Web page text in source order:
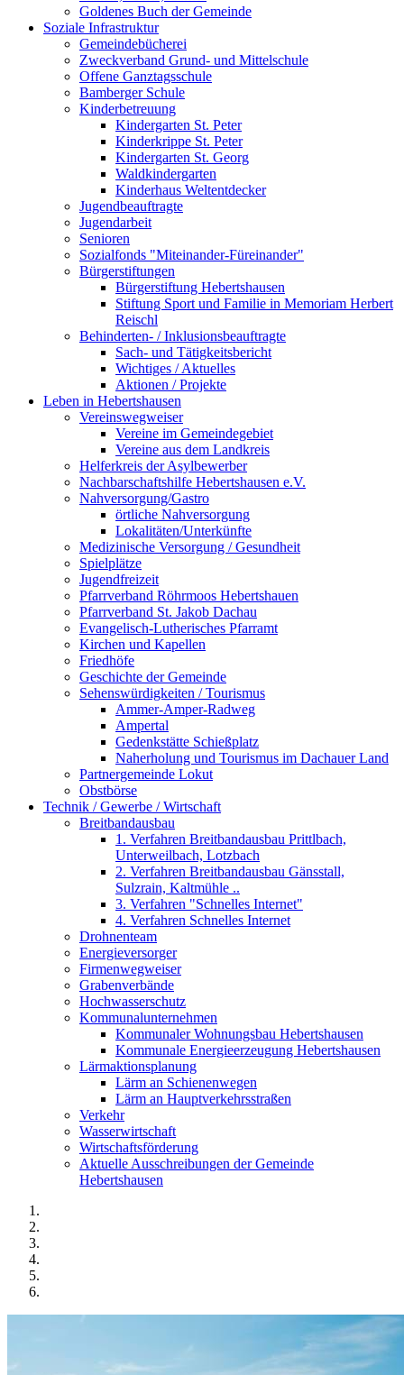
Goldenes Buch der Gemeinde
Soziale Infrastruktur
Gemeindebücherei
Zweckverband Grund- und Mittelschule
Offene Ganztagsschule
Bamberger Schule
Kinderbetreuung
Kindergarten St. Peter
Kinderkrippe St. Peter
Kindergarten St. Georg
Waldkindergarten
Kinderhaus Weltentdecker
Jugendbeauftragte
Jugendarbeit
Senioren
Sozialfonds "Miteinander-Füreinander"
Bürgerstiftungen
Bürgerstiftung Hebertshausen
Stiftung Sport und Familie in Memoriam Herbert
Reischl
Behinderten- / Inklusionsbeauftragte
Sach- und Tätigkeitsbericht
Wichtiges / Aktuelles
Aktionen / Projekte
Leben in Hebertshausen
Vereinswegweiser
Vereine im Gemeindegebiet
Vereine aus dem Landkreis
Helferkreis der Asylbewerber
Nachbarschaftshilfe Hebertshausen e.V.
Nahversorgung/Gastro
örtliche Nahversorgung
Lokalitäten/Unterkünfte
Medizinische Versorgung / Gesundheit
Spielplätze
Jugendfreizeit
Pfarrverband Röhrmoos Hebertshauen
Pfarrverband St. Jakob Dachau
Evangelisch-Lutherisches Pfarramt
Kirchen und Kapellen
Friedhöfe
Geschichte der Gemeinde
Sehenswürdigkeiten / Tourismus
Ammer-Amper-Radweg
Ampertal
Gedenkstätte Schießplatz
Naherholung und Tourismus im Dachauer Land
Partnergemeinde Lokut
Obstbörse
Technik / Gewerbe / Wirtschaft
Breitbandausbau
1. Verfahren Breitbandausbau Prittlbach,
Unterweilbach, Lotzbach
2. Verfahren Breitbandausbau Gänsstall,
Sulzrain, Kaltmühle ..
3. Verfahren "Schnelles Internet"
4. Verfahren Schnelles Internet
Drohnenteam
Energieversorger
Firmenwegweiser
Grabenverbände
Hochwasserschutz
Kommunalunternehmen
Kommunaler Wohnungsbau Hebertshausen
Kommunale Energieerzeugung Hebertshausen
Lärmaktionsplanung
Lärm an Schienenwegen
Lärm an Hauptverkehrsstraßen
Verkehr
Wasserwirtschaft
Wirtschaftsförderung
Aktuelle Ausschreibungen der Gemeinde
Hebertshausen